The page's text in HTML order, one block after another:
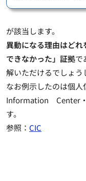
が該当します。
異動になる理由はど
できなかった」証拠で
解いただけるでしょう
なお例示したのは個
Information Center・
す。
参照： CIC